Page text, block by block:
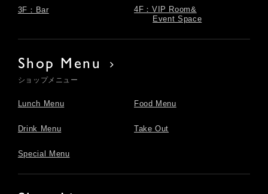
3F：Bar
4F：VIP Room&
Event Space
Shop Menu
ショップメニュー
Lunch Menu Food Menu
Drink Menu Take Out
Special Menu